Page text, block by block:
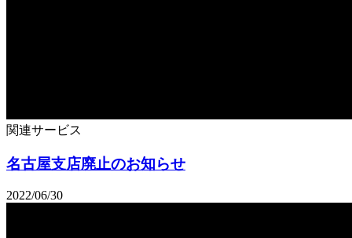
関連サービス
名古屋支店廃止のお知らせ
2022/06/30